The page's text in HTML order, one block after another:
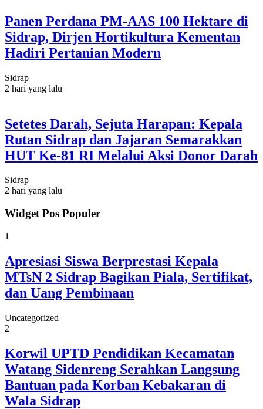
Panen Perdana PM-AAS 100 Hektare di
Sidrap, Dirjen Hortikultura Kementan
Hadiri Pertanian Modern
Sidrap
2 hari yang lalu
Setetes Darah, Sejuta Harapan: Kepala
Rutan Sidrap dan Jajaran Semarakkan
HUT Ke-81 RI Melalui Aksi Donor Darah
Sidrap
2 hari yang lalu
Widget Pos Populer
1
Apresiasi Siswa Berprestasi Kepala
MTsN 2 Sidrap Bagikan Piala, Sertifikat,
dan Uang Pembinaan
Uncategorized
2
Korwil UPTD Pendidikan Kecamatan
Watang Sidenreng Serahkan Langsung
Bantuan pada Korban Kebakaran di
Wala Sidrap